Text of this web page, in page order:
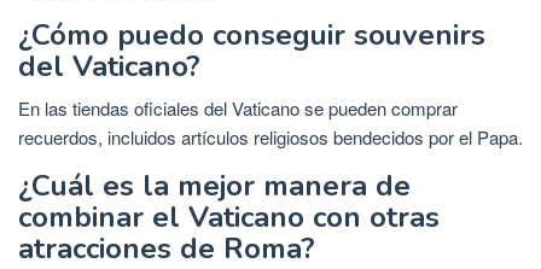
¿Cómo puedo conseguir souvenirs
del Vaticano?
En las tiendas oficiales del Vaticano se pueden comprar
recuerdos, incluidos artículos religiosos bendecidos por el Papa.
¿Cuál es la mejor manera de
combinar el Vaticano con otras
atracciones de Roma?